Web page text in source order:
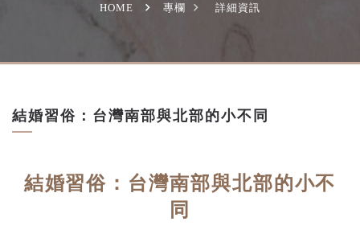
HOME 專欄 詳細資訊
結婚習俗：台灣南部與北部的小不同
結婚習俗：台灣南部與北部的小不
同